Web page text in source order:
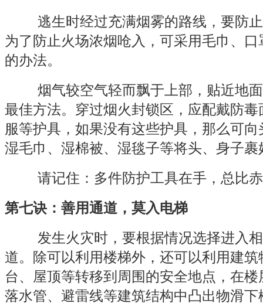
逃生时经过充满烟雾的路线，要防止
为了防止火场浓烟呛入，可采用毛巾、
的办法。
烟气较空气轻而飘于上部，贴近地面
最佳方法。穿过烟火封锁区，应配戴防
服等护具，如果没有这些护具，那么可
湿毛巾、湿棉被、湿毯子等将头、身子
请记住：多件防护工具在手，总比赤
第七诀：善用通道，莫入电梯
发生火灾时，要根据情况选择进入相
道。除可以利用楼梯外，还可以利用建
台、屋顶等转移到周围的安全地点，在
落水管、避雷线等建筑结构中凸出物滑下